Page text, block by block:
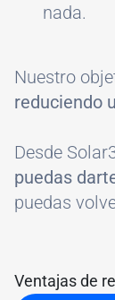
nada.
Nuestro
reduciendo
Desde
puedas
puedas
Ventajas de